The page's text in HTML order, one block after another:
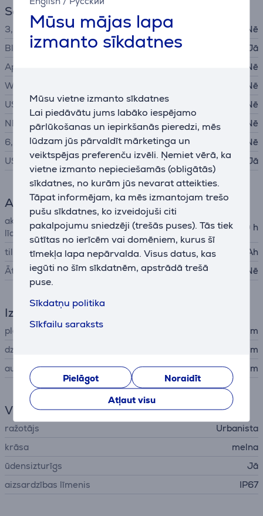
Mūsu mājas lapa
izmanto sīkdatnes
Mūsu vietne izmanto sīkdatnes
Lai piedāvātu jums labāko iespējamo
pārlūkošanas un iepirkšanās pieredzi, mēs
lūdzam jūs pārvaldīt mārketinga un
veiktspējas preferenču izvēli. Ņemiet vērā, ka
vietne izmanto nepieciešamās (obligātās)
sīkdatnes, no kurām jūs nevarat atteikties.
Tāpat informējam, ka mēs izmantojam trešo
pušu sīkdatnes, ko izveidojuši citi
pakalpojumu sniedzēji (trešās puses). Tās tiek
sūtītas no ierīcēm vai domēniem, kurus šī
tīmekļa lapa nepārvalda. Visus datus, kas
iegūti no šīm sīkdatnēm, apstrādā trešā
puse.
Sīkdatņu politika
Sīkfailu saraksts
Pielāgot
Noraidīt
Atļaut visu
Savienojumi
3,5mm audio ieeja
Nē
Bluetooth
Jā
Apple AirPlay 2
Nē
WiFi
Nē
USB-A
Nē
NFC
Nē
6,3 mm audio ieeja
Nē
USB-C
Jā
Akumulators
akumulatora darbības ilgums
līdz
20 h
tilpums
1800 mAh
Ātrā uzlāde
Nē
Izmēri
platums
14,5 cm
dziļums
14,5 cm
augstums
6,8 cm
Vispārējais parametrs
ražotājs
Urbanista
krāsa
melna
ūdensizturīgs
Jā
aizsardzības līmenis
IP67